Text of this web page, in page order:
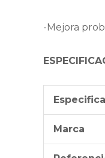
-Mejora
Marca